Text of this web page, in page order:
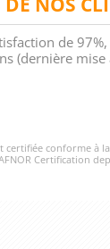
de
(dernière
conforme à
Certification